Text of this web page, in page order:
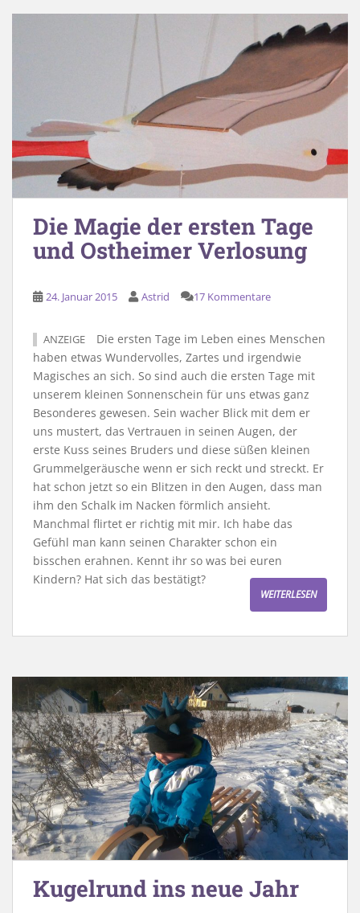
Die Magie der ersten Tage
und Ostheimer Verlosung
24. Januar 2015 Astrid 17 Kommentare
ANZEIGE
Die ersten Tage im Leben eines Menschen
haben etwas Wundervolles, Zartes und irgendwie
Magisches an sich. So sind auch die ersten Tage mit
unserem kleinen Sonnenschein für uns etwas ganz
Besonderes gewesen. Sein wacher Blick mit dem er
uns mustert, das Vertrauen in seinen Augen, der
erste Kuss seines Bruders und diese süßen kleinen
Grummelgeräusche wenn er sich reckt und streckt. Er
hat schon jetzt so ein Blitzen in den Augen, dass man
ihm den Schalk im Nacken förmlich ansieht.
Manchmal flirtet er richtig mit mir. Ich habe das
Gefühl man kann seinen Charakter schon ein
bisschen erahnen. Kennt ihr so was bei euren
Kindern? Hat sich das bestätigt?
WEITERLESEN
Kugelrund ins neue Jahr